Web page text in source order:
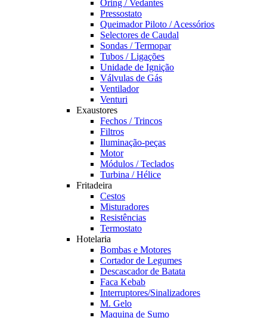
Oring / Vedantes
Pressostato
Queimador Piloto / Acessórios
Selectores de Caudal
Sondas / Termopar
Tubos / Ligações
Unidade de Ignição
Válvulas de Gás
Ventilador
Venturi
Exaustores
Fechos / Trincos
Filtros
Iluminação-peças
Motor
Módulos / Teclados
Turbina / Hélice
Fritadeira
Cestos
Misturadores
Resistências
Termostato
Hotelaria
Bombas e Motores
Cortador de Legumes
Descascador de Batata
Faca Kebab
Interruptores/Sinalizadores
M. Gelo
Maquina de Sumo